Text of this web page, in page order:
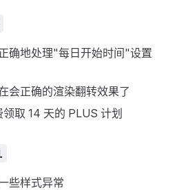
确地处理"每日开始时间"设置
会正确的渲染翻转效果了
取 14 天的 PLUS 计划
些样式异常